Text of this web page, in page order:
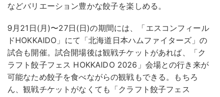
などバリエーション豊かな餃子を楽しめる。
9月21日(月)〜27日(日)の期間には、「エスコンフィール
ドHOKKAIDO」にて「北海道日本ハムファイターズ」の
試合も開催。試合開場後は観戦チケットがあれば、「ク
ラフト餃子フェス HOKKAIDO 2026」会場との行き来が
可能なため餃子を食べながらの観戦もできる。もちろ
ん、観戦チケットがなくても「クラフト餃子フェス